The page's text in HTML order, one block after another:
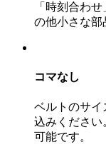
「時刻合わ
の他小さな部
コマなし
ベルトのサイ
込みください
可能です。